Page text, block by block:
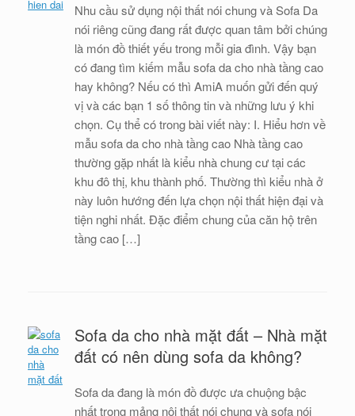
Nhu cầu sử dụng nội thất nói chung và Sofa Da
nói riêng cũng đang rất được quan tâm bởi chúng
là món đồ thiết yếu trong mỗi gia đình. Vậy bạn
có đang tìm kiếm mẫu sofa da cho nhà tầng cao
hay không? Nếu có thì AmiA muốn gửi đến quý
vị và các bạn 1 số thông tin và những lưu ý khi
chọn. Cụ thể có trong bài viết này: I. Hiểu hơn về
mẫu sofa da cho nhà tầng cao Nhà tầng cao
thường gặp nhất là kiểu nhà chung cư tại các
khu đô thị, khu thành phố. Thường thì kiểu nhà ở
này luôn hướng đến lựa chọn nội thất hiện đại và
tiện nghi nhất. Đặc điểm chung của căn hộ trên
tầng cao […]
Sofa da cho nhà mặt đất – Nhà mặt
đất có nên dùng sofa da không?
Sofa da đang là món đồ được ưa chuộng bậc
nhất trong mảng nội thất nói chung và sofa nói